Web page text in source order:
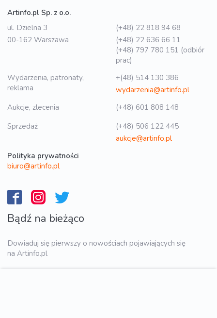
Artinfo.pl Sp. z o.o.
ul. Dzielna 3
00-162 Warszawa
(+48) 22 818 94 68
(+48) 22 636 66 11
(+48) 797 780 151 (odbiór
prac)
Wydarzenia, patronaty,
reklama
+(48) 514 130 386
wydarzenia@artinfo.pl
Aukcje, zlecenia
(+48) 601 808 148
Sprzedaż
(+48) 506 122 445
aukcje@artinfo.pl
Polityka prywatności
biuro@artinfo.pl
Bądź na bieżąco
Dowiaduj się pierwszy o nowościach pojawiających się
na Artinfo.pl